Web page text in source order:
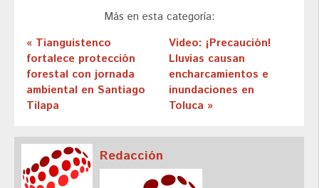
Más en esta categoría:
« Tianguistenco
fortalece protección
forestal con jornada
ambiental en Santiago
Tilapa
Video: ¡Precaución!
Lluvias causan
encharcamientos e
inundaciones en
Toluca »
Redacción